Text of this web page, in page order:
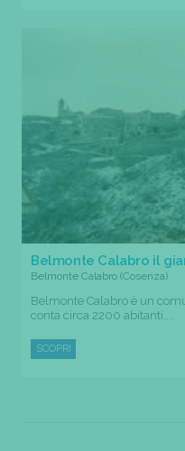
Belmonte Calabro il
Belmonte Calabro (Cosenza)
Belmonte Calabro è un
conta circa 2200 abitanti....
SCOPRI